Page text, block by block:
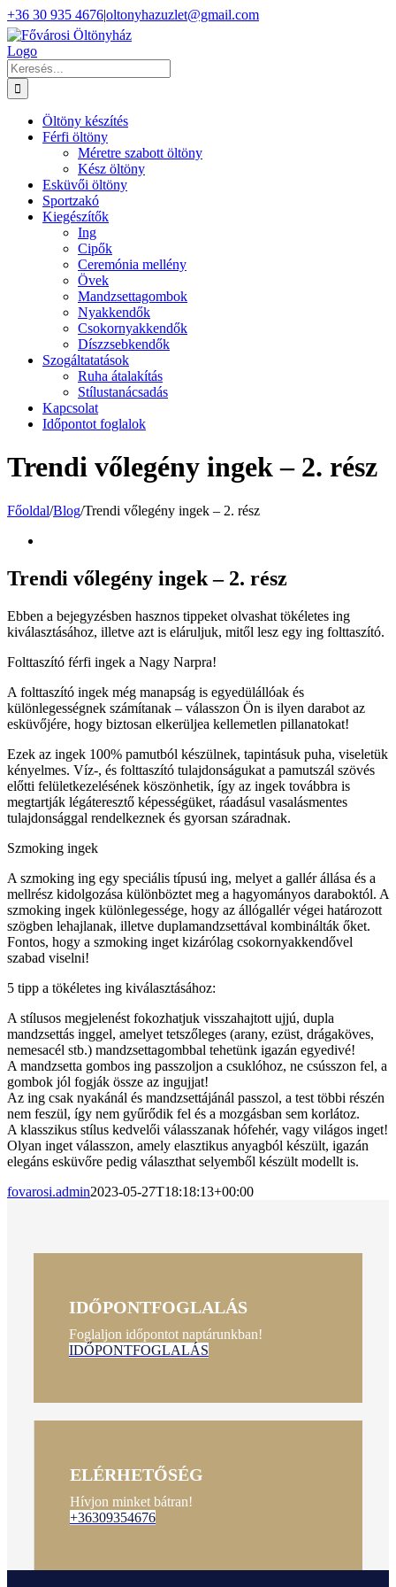
Kihagyás
+36 30 935 4676|oltonyhazuzlet@gmail.com
Facebook
Instagram
Keresés...
Öltöny készítés
Férfi öltöny
Méretre szabott öltöny
Kész öltöny
Esküvői öltöny
Sportzakó
Kiegészítők
Ing
Cipők
Ceremónia mellény
Övek
Mandzsettagombok
Nyakkendők
Csokornyakkendők
Díszzsebkendők
Szogáltatatások
Ruha átalakítás
Stílustanácsadás
Kapcsolat
Időpontot foglalok
Trendi vőlegény ingek – 2. rész
Főoldal/Blog/Trendi vőlegény ingek – 2. rész
Image
Trendi vőlegény ingek – 2. rész
Ebben a bejegyzésben hasznos tippeket olvashat tökéletes ing
kiválasztásához, illetve azt is eláruljuk, mitől lesz egy ing folttaszító.
Folttaszító férfi ingek a Nagy Narpra!
A folttaszító ingek még manapság is egyedülállóak és
különlegességnek számítanak – válasszon Ön is ilyen darabot az
esküvőjére, hogy biztosan elkerüljea kellemetlen pillanatokat!
Ezek az ingek 100% pamutból készülnek, tapintásuk puha, viseletük
kényelmes. Víz-, és folttaszító tulajdonságukat a pamutszál szövés
előtti felületkezelésének köszönhetik, így az ingek továbbra is
megtartják légáteresztő képességüket, ráadásul vasalásmentes
tulajdonsággal rendelkeznek és gyorsan száradnak.
Szmoking ingek
A szmoking ing egy speciális típusú ing, melyet a gallér állása és a
mellrész kidolgozása különböztet meg a hagyományos daraboktól. A
szmoking ingek különlegessége, hogy az állógallér végei határozott
szögben lehajlanak, illetve duplamandzsettával kombinálták őket.
Fontos, hogy a szmoking inget kizárólag csokornyakkendővel
szabad viselni!
5 tipp a tökéletes ing kiválasztásához:
A stílusos megjelenést fokozhatjuk visszahajtott ujjú, dupla
mandzsettás inggel, amelyet tetszőleges (arany, ezüst, drágaköves,
nemesacél stb.) mandzsettagombbal tehetünk igazán egyedivé!
A mandzsetta gombos ing passzoljon a csuklóhoz, ne csússzon fel, a
gombok jól fogják össze az ingujjat!
Az ing csak nyakánál és mandzsettájánál passzol, a test többi részén
nem feszül, így nem gyűrődik fel és a mozgásban sem korlátoz.
A klasszikus stílus kedvelői válasszanak hófehér, vagy világos inget!
Olyan inget válasszon, amely elasztikus anyagból készült, igazán
elegáns esküvőre pedig választhat selyemből készült modellt is.
fovarosi.admin2023-05-27T18:18:13+00:00
IDŐPONTFOGLALÁS
Foglaljon időpontot naptárunkban!
IDŐPONTFOGLALÁS
ELÉRHETŐSÉG
Hívjon minket bátran!
+36309354676